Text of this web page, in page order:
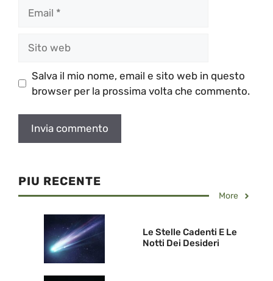
web
Salva il mio nome, email e sito web in questo
browser per la prossima volta che commento.
PIU RECENTE
More
Le Stelle Cadenti E Le
Notti Dei Desideri